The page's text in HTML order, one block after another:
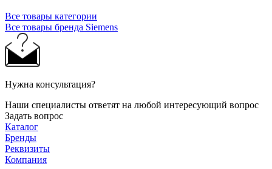
Все товары категории
Все товары бренда Siemens
Нужна консультация?
Наши специалисты ответят на любой интересующий вопрос
Задать вопрос
Каталог
Бренды
Реквизиты
Компания